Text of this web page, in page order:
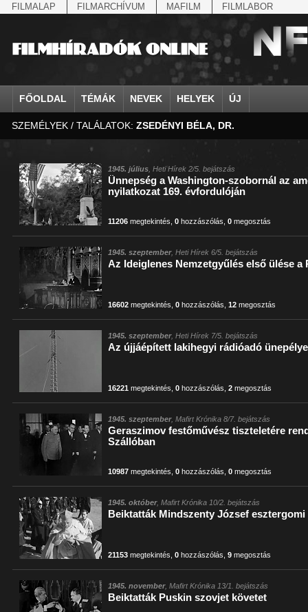
FILMALAP FILMARCHÍVUM MAFILM FILMLABOR
FŐOLDAL TÉMÁK NEVEK HELYEK ÚJ
agrárium
államfő
államosítás
Állatkert
állatvilág
amerikai magyarok
Anschluss
antant
antant
arisztokrácia
IV. Béla, magyar királ...
Aarons-Hughes, Ruth
Abe Nobuyuki
Aczél György
Aczél Ilona
Ádám Zoltán
Ady Endre
Agárdi Gábor
Ágotai Géza, dr.
Aimone savoya-
Albert Ferenc
Aarau
Abapuszta
Abony
Ácsteszér
Addisz-Abeba
Adony
Adua
Afrika
Albánia
SZEMÉLYEK / TALÁLATOK:ZSEDÉNYI BÉLA, DR.
1945. július , Heti Hírek 2/5. bejátszás
Ünnepség a Washington-szobornál az
nyilatkozat 169. évfordulóján
11206 megtekintés ,0 hozzászólás ,0 megosztás
1945. szeptember, Heti Hírek 6/5. bejátszás
Az Ideiglenes Nemzetgyűlés első ülése a
16602 megtekintés ,0 hozzászólás ,12 megosztás
1945. szeptember, Heti Hírek 7/5. bejátszás
Az újjáépített lakihegyi rádióadó
16221 megtekintés ,0 hozzászólás ,2 megosztás
1945. szeptember, Mafirt Krónika 8/7. bejátszás
Geraszimov festőművész tiszteletére
Szállóban
10987 megtekintés ,0 hozzászólás ,0 megosztás
1945. október, Mafirt Krónika 10/2. bejátszás
Beiktatták Mindszenty József esztergomi
21153 megtekintés ,0 hozzászólás ,9 megosztás
1945. november, Mafirt Krónika 13/1. bejátszás
Beiktatták Puskin szovjet követet